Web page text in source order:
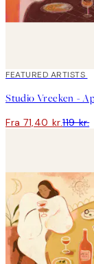
40%*
FEATURED ARTISTS
Fra 71,40 kr.119 kr.